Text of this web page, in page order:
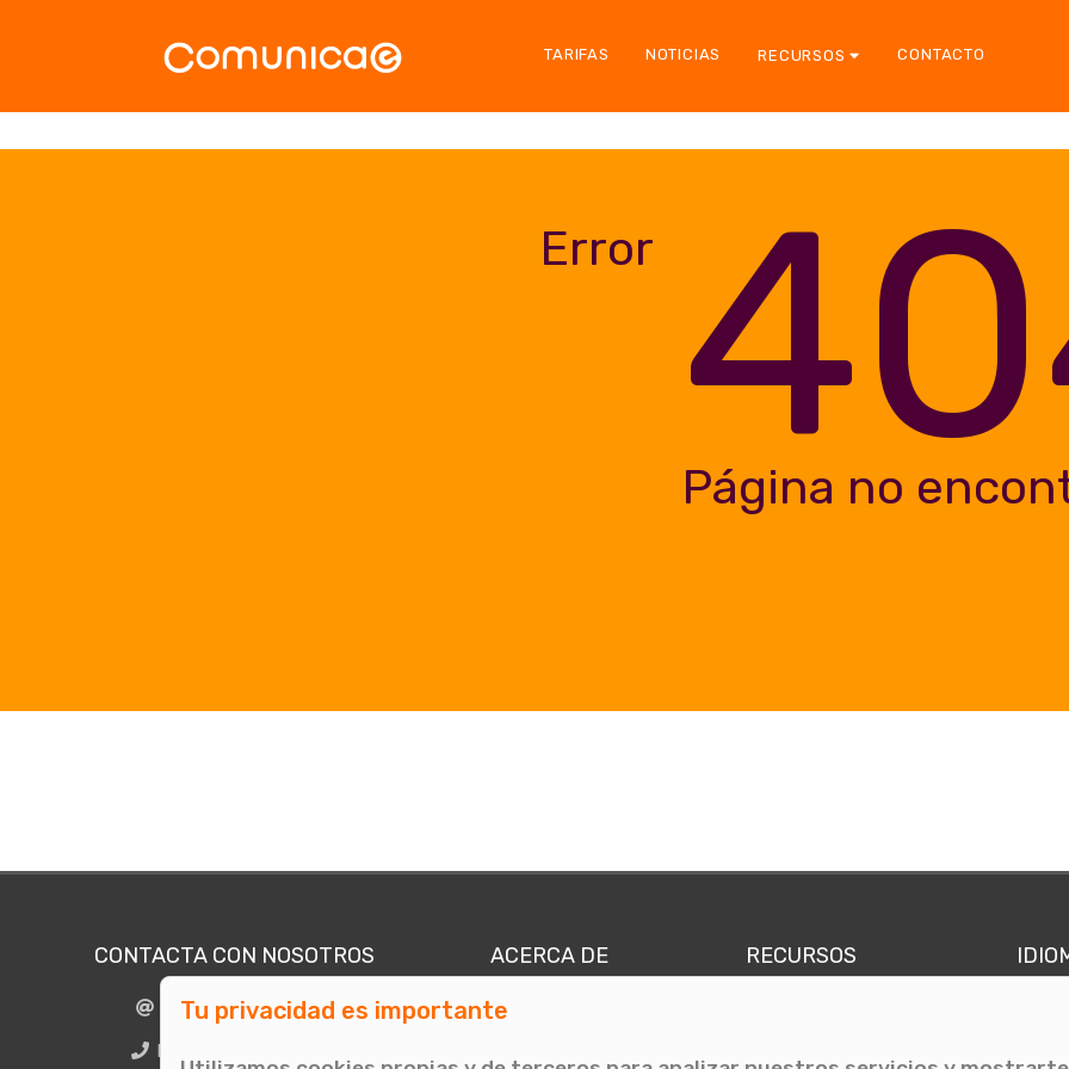
TARIFAS NOTICIAS RECURSOS CONTACTO
Error
Página no
CONTACTA CON NOSOTROS
info@comunicae.com
BCN + 34 931 702 774
ACERCA DE
Quiénes somos
RECURSOS
Tu privacidad es importante